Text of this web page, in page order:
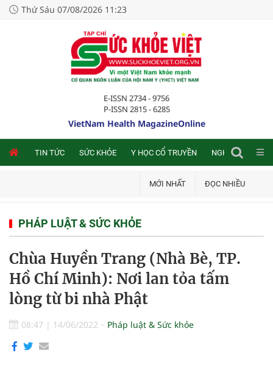
Thứ Sáu 07/08/2026 11:23
E-ISSN 2734 - 9756
P-ISSN 2815 - 6285
VietNam Health MagazineOnline
TIN TỨC SỨC KHỎE Y HỌC CỔ TRUYỀN NGHIÊN CỨU
MỚI NHẤT ĐỌC NHIỀU
PHÁP LUẬT & SỨC KHỎE
Chùa Huyền Trang (Nhà Bè, TP.
Hồ Chí Minh): Nơi lan tỏa tấm
lòng từ bi nhà Phật
08:47 | 14/06/2022 Pháp luật & Sức khỏe